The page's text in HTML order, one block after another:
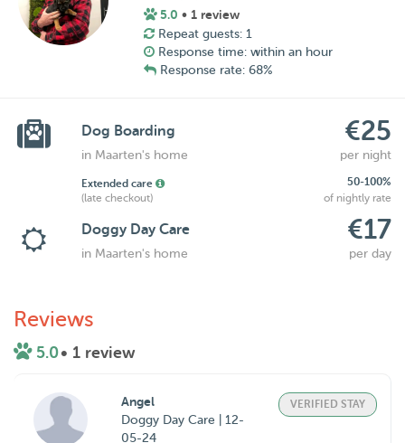
5.0 • 1 review
Repeat guests: 1
Response time: within an hour
Response rate: 68%
Dog Boarding €25
in Maarten's home per night
Extended care
50-100%
(late checkout)
of nightly rate
Doggy Day Care €17
in Maarten's home per day
Reviews
5.0• 1 review
Angel
Doggy Day Care | 12-
05-24
VERIFIED STAY